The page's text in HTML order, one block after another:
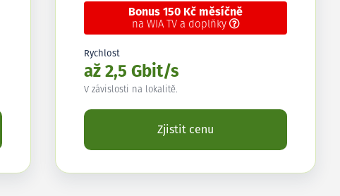
Bonus 150 Kč měsíčně
na WIA TV a doplňky
Rychlost
až 2,5 Gbit/s
V závislosti na lokalitě.
Zjistit cenu